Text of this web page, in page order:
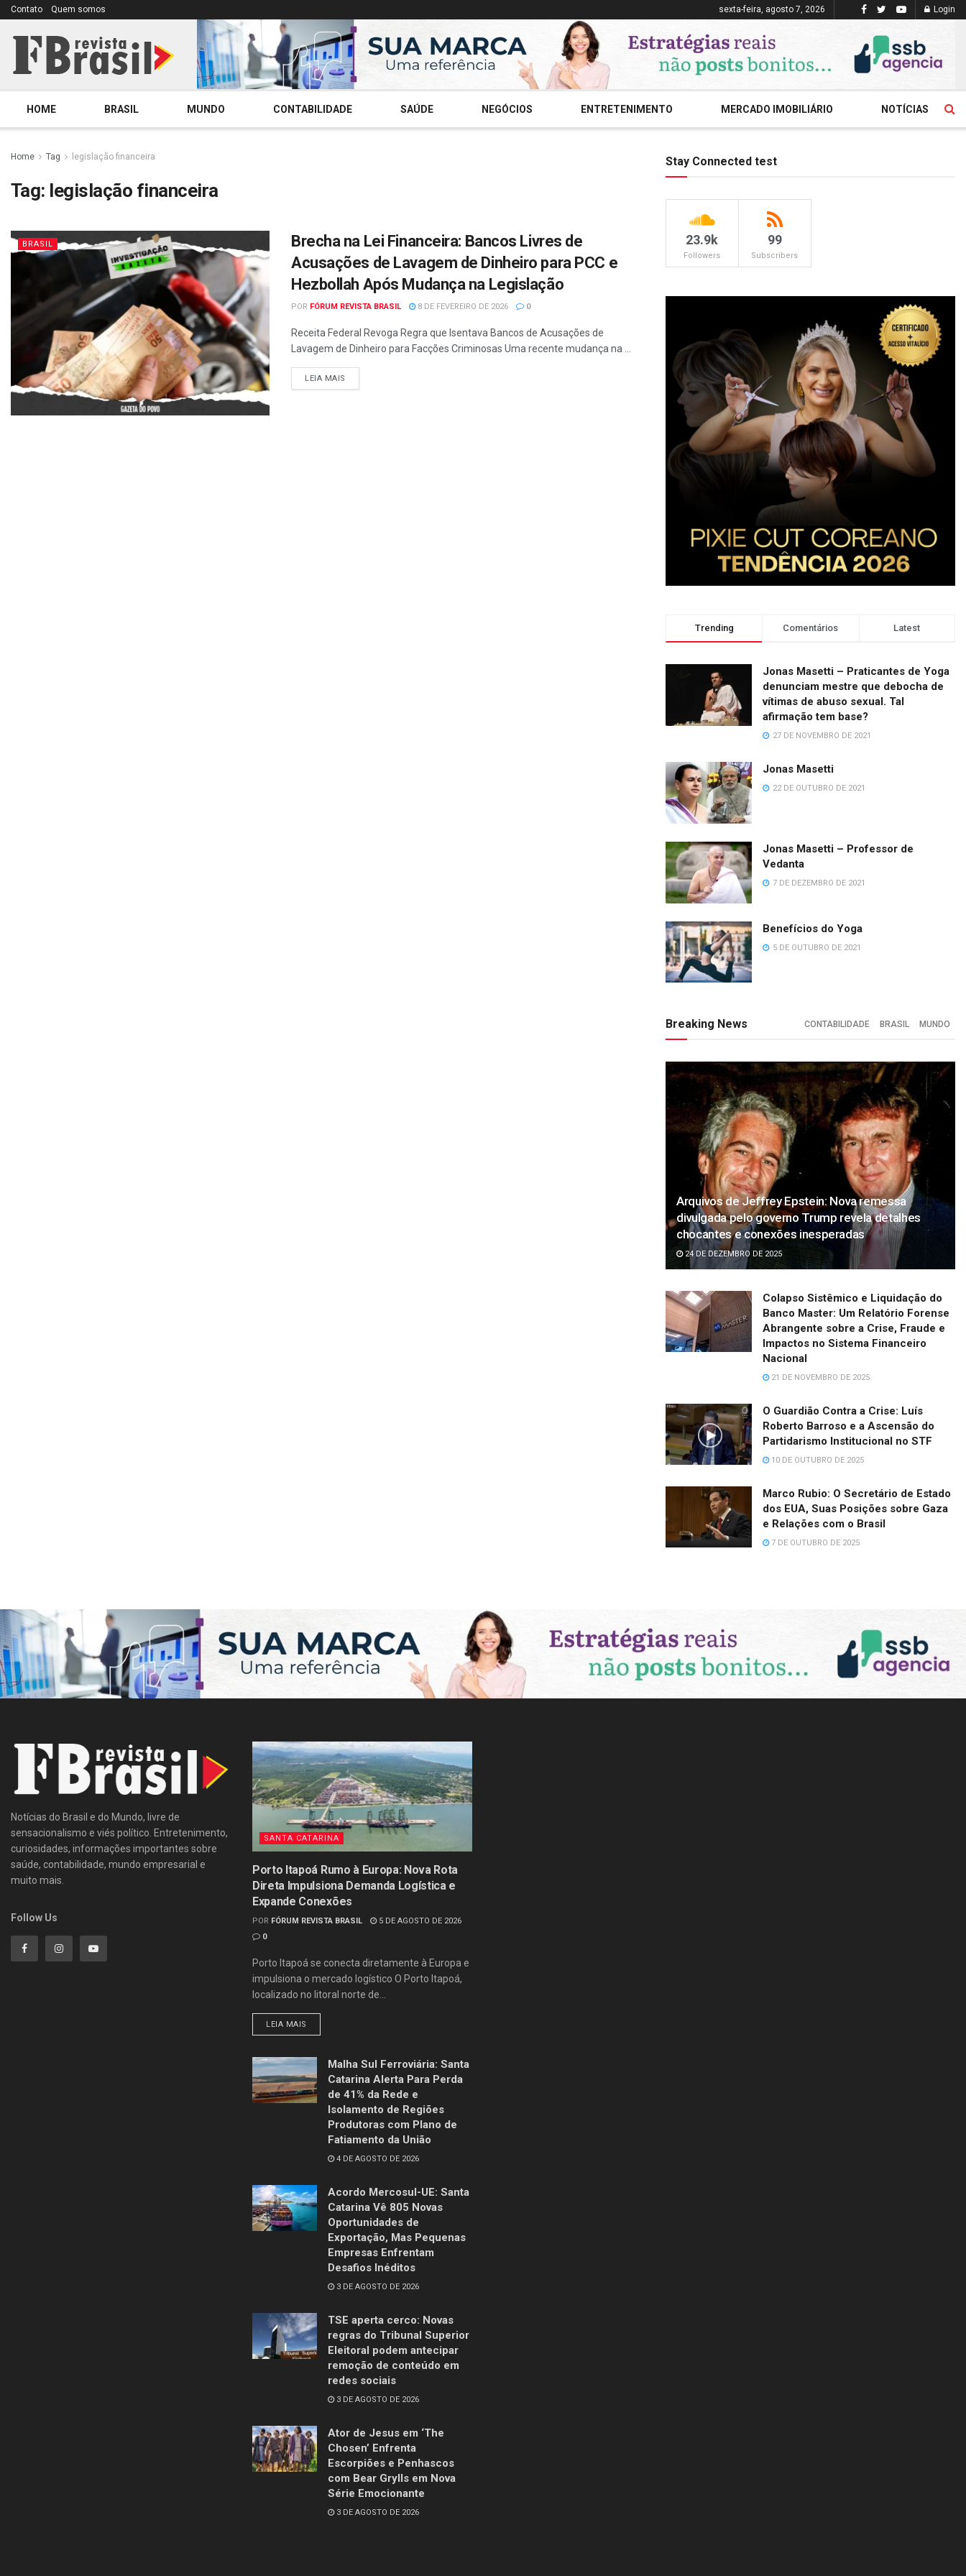
Contato Quem somos sexta-feira, agosto 7, 2026 Login
HOME BRASIL MUNDO CONTABILIDADE SAÚDE NEGÓCIOS ENTRETENIMENTO MERCADO IMOBILIÁRIO NOTÍCIAS
Home Tag legislação financeira
Tag: legislação financeira
BRASIL
Brecha na Lei Financeira: Bancos Livres de
Acusações de Lavagem de Dinheiro para PCC e
Hezbollah Após Mudança na Legislação
POR FÓRUM REVISTA BRASIL 8 DE FEVEREIRO DE 2026 0
Receita Federal Revoga Regra que Isentava Bancos de Acusações de
Lavagem de Dinheiro para Facções Criminosas Uma recente mudança na ...
LEIA MAIS
Stay Connected test
23.9k
Followers
99
Subscribers
Trending Comentários Latest
Jonas Masetti – Praticantes de Yoga
denunciam mestre que debocha de
vítimas de abuso sexual. Tal
afirmação tem base?
27 DE NOVEMBRO DE 2021
Jonas Masetti
22 DE OUTUBRO DE 2021
Jonas Masetti – Professor de
Vedanta
7 DE DEZEMBRO DE 2021
Benefícios do Yoga
5 DE OUTUBRO DE 2021
Breaking News CONTABILIDADE BRASIL MUNDO
Arquivos de Jeffrey Epstein: Nova remessa
divulgada pelo governo Trump revela detalhes
chocantes e conexões inesperadas
24 DE DEZEMBRO DE 2025
Colapso Sistêmico e Liquidação do
Banco Master: Um Relatório Forense
Abrangente sobre a Crise, Fraude e
Impactos no Sistema Financeiro
Nacional
21 DE NOVEMBRO DE 2025
O Guardião Contra a Crise: Luís
Roberto Barroso e a Ascensão do
Partidarismo Institucional no STF
10 DE OUTUBRO DE 2025
Marco Rubio: O Secretário de Estado
dos EUA, Suas Posições sobre Gaza
e Relações com o Brasil
7 DE OUTUBRO DE 2025
Notícias do Brasil e do Mundo, livre de
sensacionalismo e viés político. Entretenimento,
curiosidades, informações importantes sobre
saúde, contabilidade, mundo empresarial e
muito mais.
Follow Us
SANTA CATARINA
Porto Itapoá Rumo à Europa: Nova Rota
Direta Impulsiona Demanda Logística e
Expande Conexões
POR FÓRUM REVISTA BRASIL
5 DE AGOSTO DE 2026
0
Porto Itapoá se conecta diretamente à Europa e
impulsiona o mercado logístico O Porto Itapoá,
localizado no litoral norte de...
LEIA MAIS
Malha Sul Ferroviária: Santa
Catarina Alerta Para Perda
de 41% da Rede e
Isolamento de Regiões
Produtoras com Plano de
Fatiamento da União
4 DE AGOSTO DE 2026
Acordo Mercosul-UE: Santa
Catarina Vê 805 Novas
Oportunidades de
Exportação, Mas Pequenas
Empresas Enfrentam
Desafios Inéditos
3 DE AGOSTO DE 2026
TSE aperta cerco: Novas
regras do Tribunal Superior
Eleitoral podem antecipar
remoção de conteúdo em
redes sociais
3 DE AGOSTO DE 2026
Ator de Jesus em ‘The
Chosen’ Enfrenta
Escorpiões e Penhascos
com Bear Grylls em Nova
Série Emocionante
3 DE AGOSTO DE 2026